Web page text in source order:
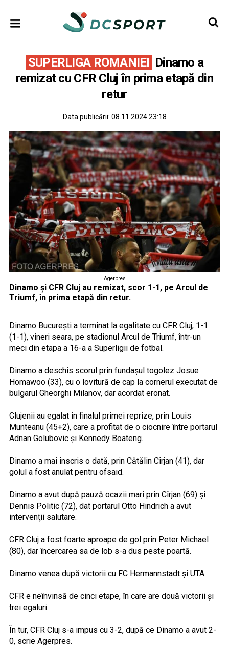
SUPERLIGA ROMANIEI Dinamo a
remizat cu CFR Cluj în prima etapă din
retur
Data publicării: 08.11.2024 23:18
Agerpres
Dinamo şi CFR Cluj au remizat, scor 1-1, pe Arcul de
Triumf, în prima etapă din retur.
Dinamo Bucureşti a terminat la egalitate cu CFR Cluj, 1-1
(1-1), vineri seara, pe stadionul Arcul de Triumf, într-un
meci din etapa a 16-a a Superligii de fotbal.
Dinamo a deschis scorul prin fundaşul togolez Josue
Homawoo (33), cu o lovitură de cap la cornerul executat de
bulgarul Gheorghi Milanov, dar acordat eronat.
Clujenii au egalat în finalul primei reprize, prin Louis
Munteanu (45+2), care a profitat de o ciocnire între portarul
Adnan Golubovic şi Kennedy Boateng.
Dinamo a mai înscris o dată, prin Cătălin Cîrjan (41), dar
golul a fost anulat pentru ofsaid.
Dinamo a avut după pauză ocazii mari prin Cîrjan (69) şi
Dennis Politic (72), dat portarul Otto Hindrich a avut
intervenţii salutare.
CFR Cluj a fost foarte aproape de gol prin Peter Michael
(80), dar încercarea sa de lob s-a dus peste poartă.
Dinamo venea după victorii cu FC Hermannstadt şi UTA.
CFR e neînvinsă de cinci etape, în care are două victorii şi
trei egaluri.
În tur, CFR Cluj s-a impus cu 3-2, după ce Dinamo a avut 2-
0, scrie Agerpres.